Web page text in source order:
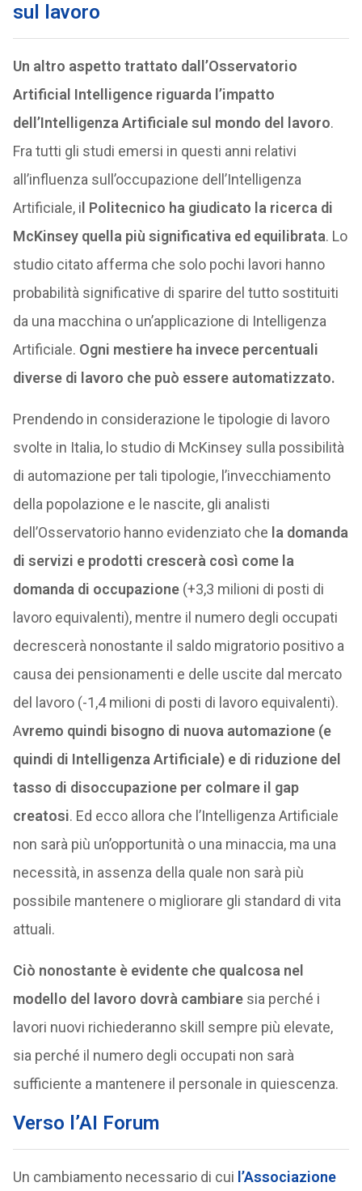
sul lavoro
Un altro aspetto trattato dall’Osservatorio
Artificial Intelligence riguarda l’impatto
dell’Intelligenza Artificiale sul mondo del lavoro.
Fra tutti gli studi emersi in questi anni relativi
all’influenza sull’occupazione dell’Intelligenza
Artificiale, i l Politecnico ha giudicato la ricerca di
McKinsey quella più significativa ed equilibrata. Lo
studio citato afferma che solo pochi lavori hanno
probabilità significative di sparire del tutto sostituiti
da una macchina o un’applicazione di Intelligenza
Artificiale. Ogni mestiere ha invece percentuali
diverse di lavoro che può essere automatizzato.
Prendendo in considerazione le tipologie di lavoro
svolte in Italia, lo studio di McKinsey sulla possibilità
di automazione per tali tipologie, l’invecchiamento
della popolazione e le nascite, gli analisti
dell’Osservatorio hanno evidenziato che la domanda
di servizi e prodotti crescerà così come la
domanda di occupazione(+3,3 milioni di posti di
lavoro equivalenti), mentre il numero degli occupati
decrescerà nonostante il saldo migratorio positivo a
causa dei pensionamenti e delle uscite dal mercato
del lavoro (-1,4 milioni di posti di lavoro equivalenti).
Avremo quindi bisogno di nuova automazione (e
quindi di Intelligenza Artificiale) e di riduzione del
tasso di disoccupazione per colmare il gap
creatosi. Ed ecco allora che l’Intelligenza Artificiale
non sarà più un’opportunità o una minaccia, ma una
necessità, in assenza della quale non sarà più
possibile mantenere o migliorare gli standard di vita
attuali.
Ciò nonostante è evidente che qualcosa nel
modello del lavoro dovrà cambiaresia perché i
lavori nuovi richiederanno skill sempre più elevate,
sia perché il numero degli occupati non sarà
sufficiente a mantenere il personale in quiescenza.
Verso l’AI Forum
Un cambiamento necessario di cui l’Associazione